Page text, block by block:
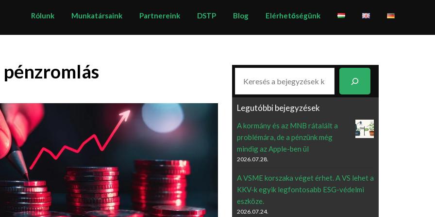
Rólunk Munkatársaink Partnereink DSTP Blog Elérhetőségünk
pénzromlás
Legutóbbi bejegyzések
A kormány és az MNB rátalált a
problémára, de a pénzünk még
mindig az Apple-ben ül
2026.07.28.
A VSME korszaka véget érhet. A VS lehet a
KKV-k egyik legfontosabb ESG-védelmi
eszköze.
2026.07.24.